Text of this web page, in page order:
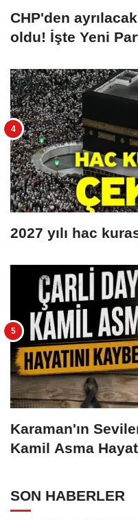
CHP'den
oldu! İşte Yeni
2027 yılı hac
Karaman'ın
Kamil Asma
SON HABERLER